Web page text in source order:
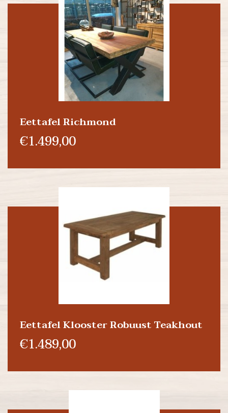
Eettafel Richmond
€1.499,00
Eettafel Klooster Robuust Teakhout
€1.489,00